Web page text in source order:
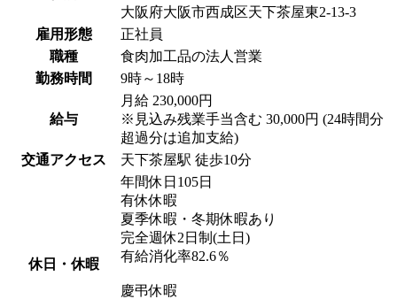
大阪府大阪市西成区天下茶屋東2-13-3
雇用形態
正社員
職種
食肉加工品の法人営業
勤務時間
9時～18時
給与
月給 230,000円
※見込み残業手当含む 30,000円 (24時間分
超過分は追加支給)
交通アクセス
天下茶屋駅 徒歩10分
休日・休暇
年間休日105日
有休休暇
夏季休暇・冬期休暇あり
完全週休2日制(土日)
有給消化率82.6％
慶弔休暇